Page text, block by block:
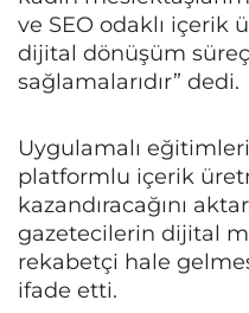
ve SEO odaklı içerik
dijital dönüşüm
sağlamalarıdır” dedi.
Uygulamalı
platformlu içerik
kazandıracağını
gazetecilerin dijital
rekabetçi hale
ifade etti.